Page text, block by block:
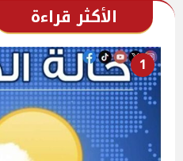
الأكثر قراءة
1